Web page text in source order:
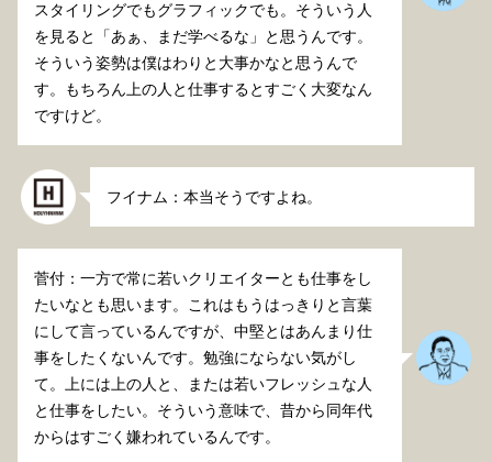
スタイリングでもグラフィックでも。そういう人
を見ると「あぁ、まだ学べるな」と思うんです。
そういう姿勢は僕はわりと大事かなと思うんで
す。もちろん上の人と仕事するとすごく大変なん
ですけど。
フイナム：本当そうですよね。
菅付：一方で常に若いクリエイターとも仕事をし
たいなとも思います。これはもうはっきりと言葉
にして言っているんですが、中堅とはあんまり仕
事をしたくないんです。勉強にならない気がし
て。上には上の人と、または若いフレッシュな人
と仕事をしたい。そういう意味で、昔から同年代
からはすごく嫌われているんです。